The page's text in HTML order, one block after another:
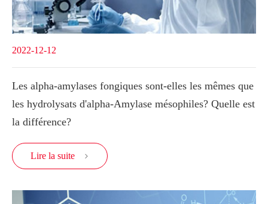
2022-12-12
Les alpha-amylases fongiques sont-elles les mêmes que
les hydrolysats d'alpha-Amylase mésophiles? Quelle est
la différence?
Lire la suite 